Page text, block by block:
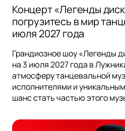
Концерт «Легенды
погрузитесь в мир
июля 2027 года
Грандиозное шоу «Легенды
на 3 июля 2027 года в
атмосферу танцевальной
исполнителями и
шанс стать частью этого